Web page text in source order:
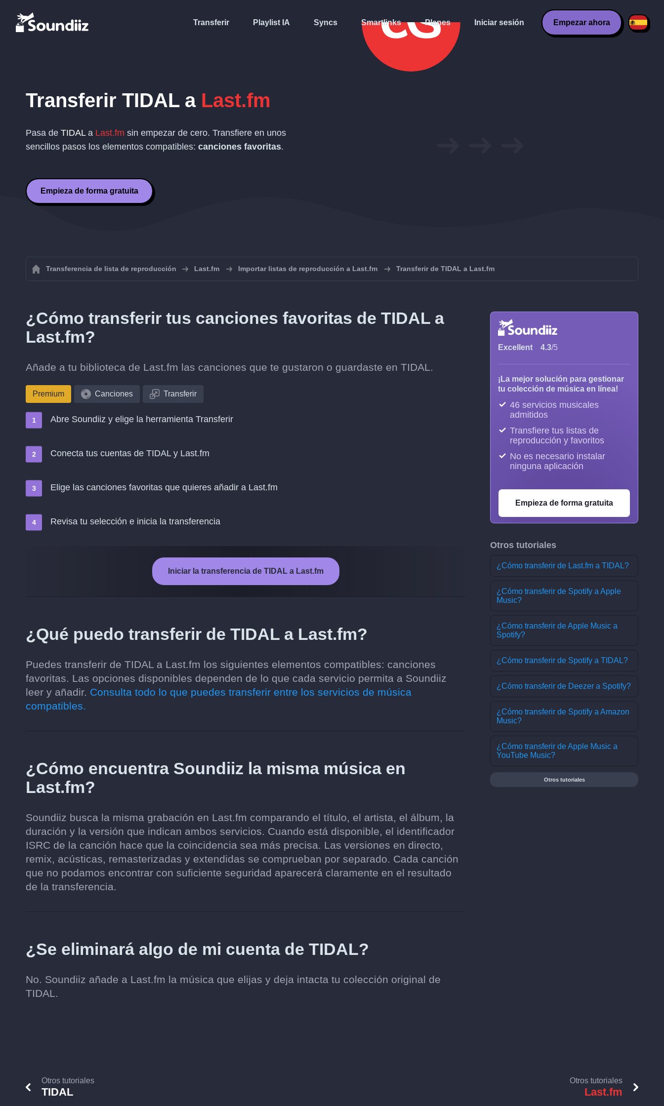
Transferir Playlist IA Syncs Smartlinks Planes Iniciar sesión Empezar ahora
Transferir TIDALa Last.fm
Pasa de TIDALa Last.fm sin empezar de cero. Transfiere en unos
sencillos pasos los elementos compatibles: canciones favoritas.
Empieza de forma gratuita
Transferencia de lista de reproducción Last.fm Importar listas de reproducción a Last.fm Transferir de TIDAL a Last.fm
¿Cómo transferir tus canciones favoritas de TIDAL a
Last.fm?
Añade a tu biblioteca de Last.fm las canciones que te gustaron o guardaste en TIDAL.
Premium Canciones Transferir
Abre Soundiiz y elige la herramienta Transferir
Conecta tus cuentas de TIDAL y Last.fm
Elige las canciones favoritas que quieres añadir a Last.fm
Revisa tu selección e inicia la transferencia
Iniciar la transferencia de TIDAL a Last.fm
¿Qué puedo transferir de TIDAL a Last.fm?
Puedes transferir de TIDAL a Last.fm los siguientes elementos compatibles: canciones
favoritas. Las opciones disponibles dependen de lo que cada servicio permita a Soundiiz
leer y añadir. Consulta todo lo que puedes transferir entre los servicios de música
compatibles.
¿Cómo encuentra Soundiiz la misma música en
Last.fm?
Soundiiz busca la misma grabación en Last.fm comparando el título, el artista, el álbum, la
duración y la versión que indican ambos servicios. Cuando está disponible, el identificador
ISRC de la canción hace que la coincidencia sea más precisa. Las versiones en directo,
remix, acústicas, remasterizadas y extendidas se comprueban por separado. Cada canción
que no podamos encontrar con suficiente seguridad aparecerá claramente en el resultado
de la transferencia.
¿Se eliminará algo de mi cuenta de TIDAL?
No. Soundiiz añade a Last.fm la música que elijas y deja intacta tu colección original de
TIDAL.
Excellent 4.3/5
¡La mejor solución para gestionar
tu colección de música en línea!
46 servicios musicales
admitidos
Transfiere tus listas de
reproducción y favoritos
No es necesario instalar
ninguna aplicación
Empieza de forma gratuita
Otros tutoriales
¿Cómo transferir de Last.fm a TIDAL?
¿Cómo transferir de Spotify a Apple
Music?
¿Cómo transferir de Apple Music a
Spotify?
¿Cómo transferir de Spotify a TIDAL?
¿Cómo transferir de Deezer a Spotify?
¿Cómo transferir de Spotify a Amazon
Music?
¿Cómo transferir de Apple Music a
YouTube Music?
Otros tutoriales
Otros tutoriales
TIDAL
Otros tutoriales
Last.fm